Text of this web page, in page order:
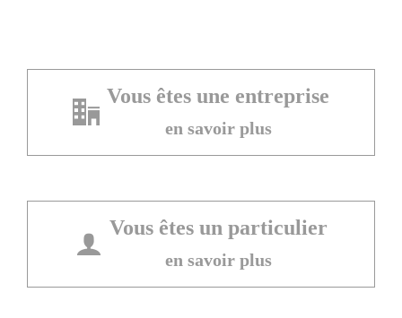
Vous êtes une entreprise
en savoir plus
Vous êtes un particulier
en savoir plus